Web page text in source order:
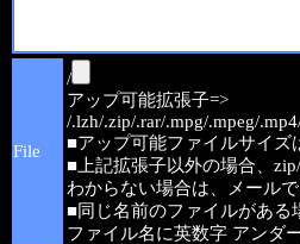
File
/
アップ可能拡張子=>
/.lzh/.zip/.rar/.mpg/.mpeg/
■アップ可能ファイルサイズ
■上記拡張子以外の場合、
わからない場合は、メール
■同じ名前のファイルがある
ファイル名に英数字 アンダ